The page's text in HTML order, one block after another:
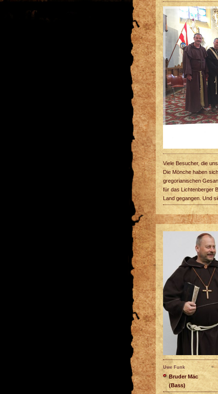
Viele Besucher, die
Die Mönche haben
gregorianischen
für das Lichtenberger
Land gegangen. Und
Uwe Funk
Bruder Mäc
(Bass)